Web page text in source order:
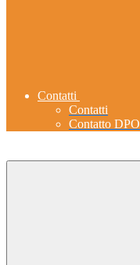
Contatti
Contatti
Contatto DPO